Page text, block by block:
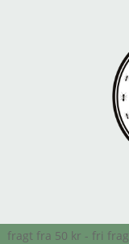
fragt fra 50 kr - fri